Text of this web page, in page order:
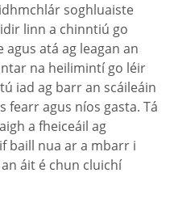
soghluaiste
linn a chinntiú go
atá ag leagan an
na heilimintí go léir
iad ag barr an scáileáin
fearr agus níos gasta. Tá
a fheiceáil ag
baill nua ar a mbarr i
áit é chun cluichí